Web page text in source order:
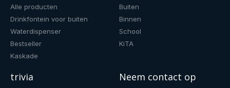
Alle producten
Drinkfontein voor buiten
Waterdispenser
Bestseller
Kaskade
Buiten
Binnen
School
KiTA
trivia Neem contact op